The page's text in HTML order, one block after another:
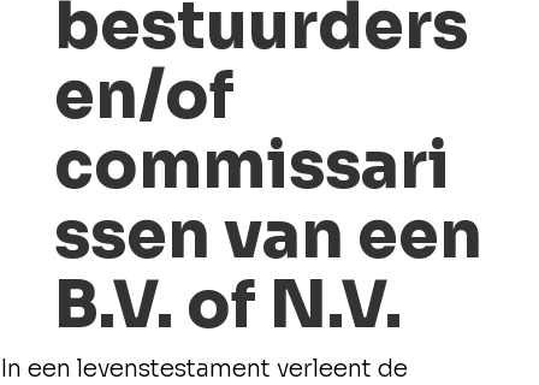
bestuurders
en/of
commissari
ssen van een
B.V. of N.V.
In een levenstestament verleent de